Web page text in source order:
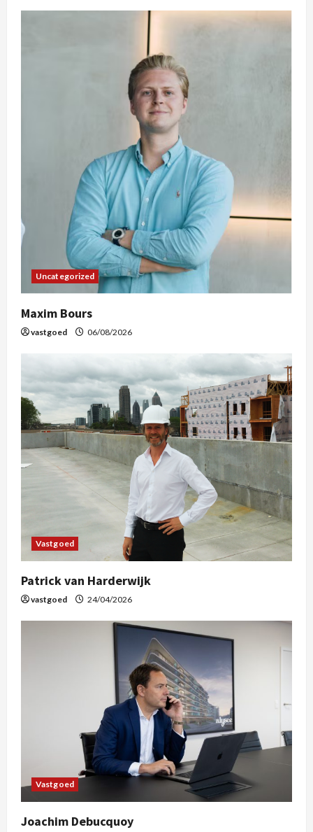
Uncategorized
Maxim Bours
vastgoed 06/08/2026
Vastgoed
Patrick van Harderwijk
vastgoed 24/04/2026
Vastgoed
Joachim Debucquoy